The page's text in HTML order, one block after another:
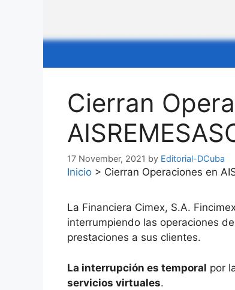
Cierran
17 November, 2021 by Editorial-DCuba
Inicio > Cierran Operaciones en
La Financiera Cimex, S.A.
interrumpiendo las operaciones
prestaciones a sus clientes.
La interrupción es temporal por
servicios virtuales.